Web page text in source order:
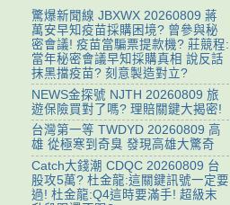
驚爆新聞線 JBXWX 20260809 蔣
萬安早知疫苗採購困境? 曾參與秘
密會議! 疫苗當騙票提款機? 莊競程:
當年秘密會議早知採購真相 說反話
抹黑擋疫苗? 刻意製造對立?
NEWS金探號 NJTH 20260809 旅
遊保險買對了嗎? 理賠關鍵大揭密!
台灣第一等 TWDYD 20260809 高
雄 從極寒到奇臭 發現高雄大驚奇
Catch大錢潮 CDQC 20260809 台
股攻5萬? 杜金龍:這關鍵訊號一定要
過! 杜金龍:Q4這時要滿手! 超級末